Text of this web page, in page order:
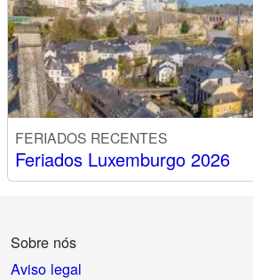
FERIADOS RECENTES
Feriados Luxemburgo 2026
Sobre nós
Aviso legal